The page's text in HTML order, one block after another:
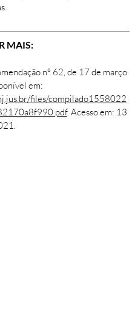
MAIS:
n° 62, de 17 de março
em:
files/compilado1558022
. Acesso em: 13